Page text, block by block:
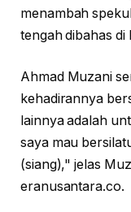
menambah
tengah dibahas di
Ahmad Muzani
kehadirannya
lainnya adalah
saya mau
(siang)," jelas
eranusantara.co.